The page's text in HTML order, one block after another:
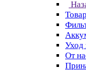
Уход
От